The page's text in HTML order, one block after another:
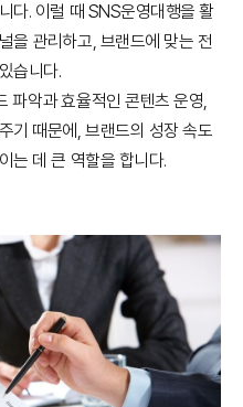
다. 이럴 때 SNS운영대행을 활
을 관리하고, 브랜드에 맞는 전
습니다.
파악과 효율적인 콘텐츠 운영,
기 때문에, 브랜드의 성장 속도
는 데 큰 역할을 합니다.